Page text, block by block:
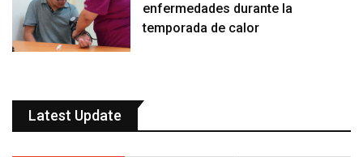
enfermedades durante la
temporada de calor
Latest Update